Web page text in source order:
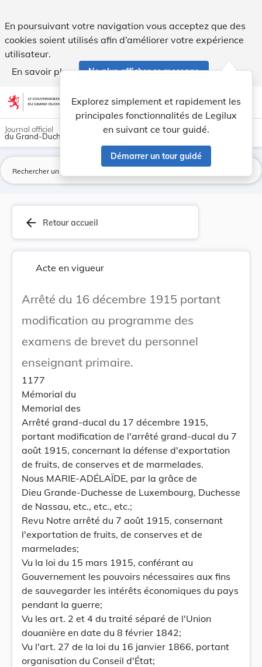
En poursuivant votre navigation vous acceptez que des
cookies soient utilisés afin d’améliorer votre expérience
utilisateur.
En savoir plus
Ne plus afficher ce message
Aller au contenu account_circle help Aide
Explorez simplement et rapidement les
principales fonctionnalités de Legilux
en suivant ce tour guidé.
Démarrer un tour guidé
light_mode dark_mode
Journal officiel
du Grand-Duché de Luxembourg
arrow_back Retour accueil
Acte en vigueur
Arrêté du 16 décembre 1915 portant
modification au programme des
examens de brevet du personnel
enseignant primaire.
1177
Mémorial du
Memorial des
Arrêté grand-ducal du 17 décembre 1915,
portant modification de l'arrêté grand-ducal du 7
août 1915, concernant la défense d'exportation
de fruits, de conserves et de marmelades.
Nous MARIE-ADÉLAÏDE, par la grâce de
Dieu Grande-Duchesse de Luxembourg, Duchesse
de Nassau, etc., etc., etc.;
Revu Notre arrêté du 7 août 1915, consernant
l'exportation de fruits, de conserves et de
marmelades;
Vu la loi du 15 mars 1915, conférant au
Gouvernement les pouvoirs nécessaires aux fins
de sauvegarder les intérêts économiques du pays
pendant la guerre;
Vu les art. 2 et 4 du traité séparé de l'Union
douanière en date du 8 février 1842;
Vu l'art. 27 de la loi du 16 janvier 1866, portant
organisation du Conseil d'État;